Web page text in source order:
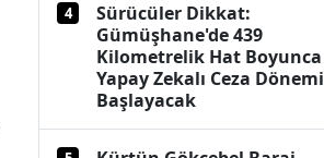
4
Sürücüler Dikkat:
Gümüşhane'de 439
Kilometrelik Hat Boyunca
Yapay Zekalı Ceza Dönemi
Başlayacak